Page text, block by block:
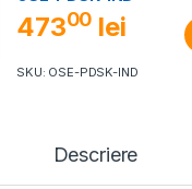
47300 lei
SKU: OSE-PDSK-IND
Descriere